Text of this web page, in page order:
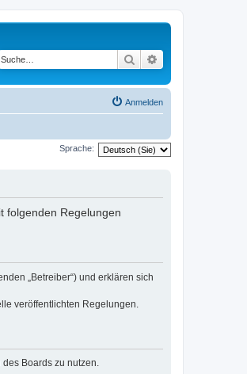
Suche
Anmelden
Sprache:
folgenden Regelungen
„Betreiber“) und erklären sich
veröffentlichten Regelungen.
Boards zu nutzen.